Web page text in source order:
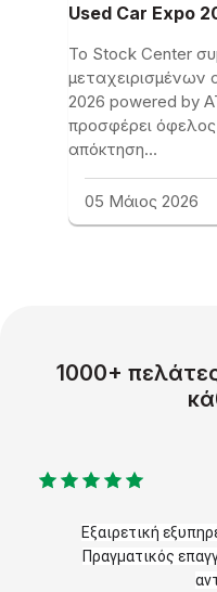
Used Car Expo
Το Stock Center
μεταχειρισμένων
2026 powered by
προσφέρει
απόκτηση…
05 Μάιος 2026
1000+
Εξαιρετική
Πραγματικός